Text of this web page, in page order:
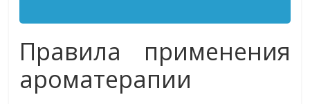
Правила применения
ароматерапии